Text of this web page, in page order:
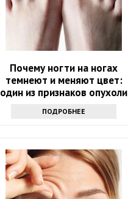
Почему ногти на ногах
темнеют и меняют цвет:
один из признаков опухоли
ПОДРОБНЕЕ